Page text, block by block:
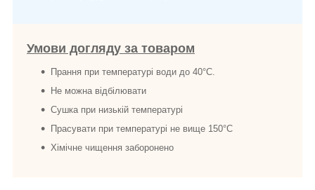
Умови догляду за товаром
Прання при температурі води до 40°C.
Не можна відбілювати
Сушка при низькій температурі
Прасувати при температурі не вище 150°C
Хімічне чищення заборонено